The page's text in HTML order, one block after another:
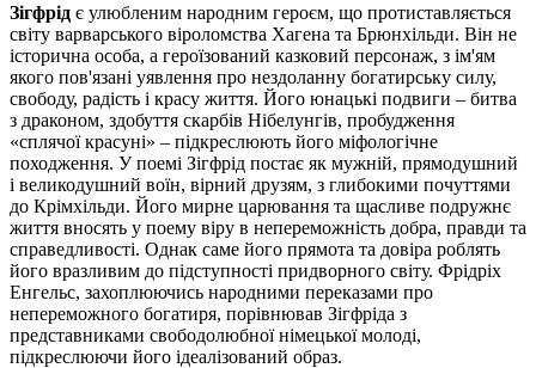
Зігфрід є улюбленим народним героєм, що протиставляється
світу варварського віроломства Хагена та Брюнхільди. Він не
історична особа, а героїзований казковий персонаж, з ім'ям
якого пов'язані уявлення про нездоланну богатирську силу,
свободу, радість і красу життя. Його юнацькі подвиги – битва
з драконом, здобуття скарбів Нібелунгів, пробудження
«сплячої красуні» – підкреслюють його міфологічне
походження. У поемі Зігфрід постає як мужній, прямодушний
і великодушний воїн, вірний друзям, з глибокими почуттями
до Крімхільди. Його мирне царювання та щасливе подружнє
життя вносять у поему віру в непереможність добра, правди та
справедливості. Однак саме його прямота та довіра роблять
його вразливим до підступності придворного світу. Фрідріх
Енгельс, захоплюючись народними переказами про
непереможного богатиря, порівнював Зігфріда з
представниками свободолюбної німецької молоді,
підкреслюючи його ідеалізований образ.